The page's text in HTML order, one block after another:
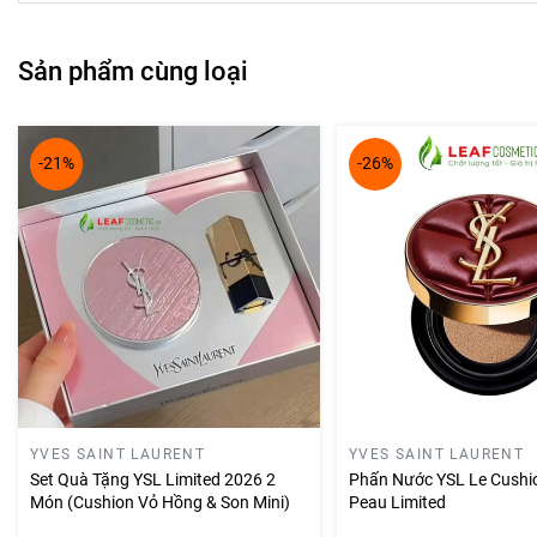
Sản phẩm cùng loại
-21%
YVES SAINT LAURENT
Set Quà Tặng YSL Limited 2026 2
Món (Cushion Vỏ Hồng & Son Mini)
-26%
YVES SAINT LAURENT
Phấn Nước YSL Le
Peau Limited